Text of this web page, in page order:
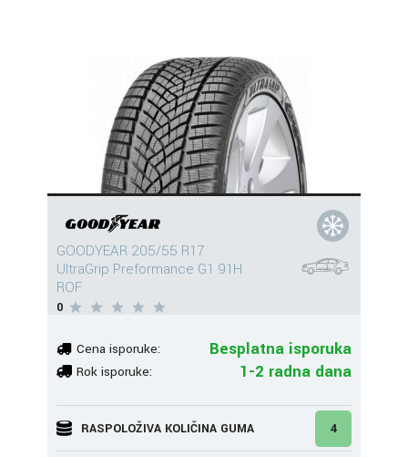
GOODYEAR 205/55 R17
UltraGrip Preformance G1 91H
ROF
0
Cena isporuke: Besplatna isporuka
Rok isporuke: 1-2 radna dana
RASPOLOŽIVA KOLIČINA GUMA 4